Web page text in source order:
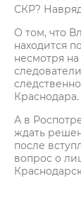
СКР?
О том, что
находится
несмотря
Краснодара.
А в
ждать
после
вопрос о